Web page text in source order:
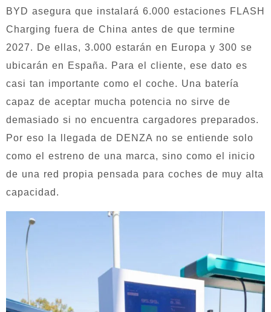
BYD asegura que instalará 6.000 estaciones FLASH
Charging fuera de China antes de que termine
2027. De ellas, 3.000 estarán en Europa y 300 se
ubicarán en España. Para el cliente, ese dato es
casi tan importante como el coche. Una batería
capaz de aceptar mucha potencia no sirve de
demasiado si no encuentra cargadores preparados.
Por eso la llegada de DENZA no se entiende solo
como el estreno de una marca, sino como el inicio
de una red propia pensada para coches de muy alta
capacidad.